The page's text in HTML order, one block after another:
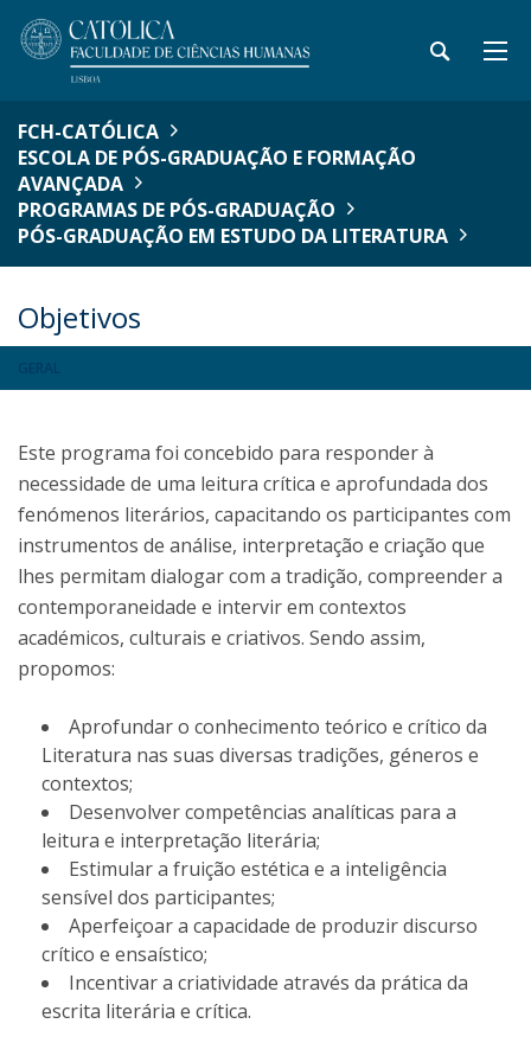
FCH-CATÓLICA
ESCOLA DE PÓS-GRADUAÇÃO E FORMAÇÃO
AVANÇADA
PROGRAMAS DE PÓS-GRADUAÇÃO
PÓS-GRADUAÇÃO EM ESTUDO DA LITERATURA
Objetivos
Este programa foi concebido para responder à
necessidade de uma leitura crítica e aprofundada dos
fenómenos literários, capacitando os participantes com
instrumentos de análise, interpretação e criação que
lhes permitam dialogar com a tradição, compreender a
contemporaneidade e intervir em contextos
académicos, culturais e criativos. Sendo assim,
propomos:
Aprofundar o conhecimento teórico e crítico da
Literatura nas suas diversas tradições, géneros e
contextos;
Desenvolver competências analíticas para a
leitura e interpretação literária;
Estimular a fruição estética e a inteligência
sensível dos participantes;
Aperfeiçoar a capacidade de produzir discurso
crítico e ensaístico;
Incentivar a criatividade através da prática da
escrita literária e crítica.